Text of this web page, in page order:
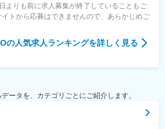
よりも前に求人募集が終了していることもご
トから応募はできませんので、あらかじめご
の人気求人ランキングを詳しく見る
ータを、カテゴリごとにご紹介します。